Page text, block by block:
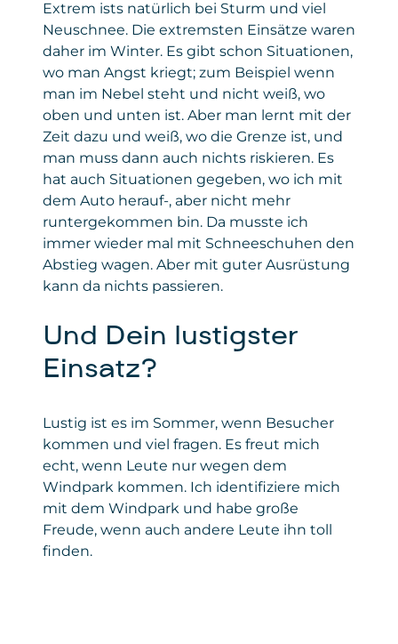
Extrem ists natürlich bei Sturm und viel
Neuschnee. Die extremsten Einsätze waren
daher im Winter. Es gibt schon Situationen,
wo man Angst kriegt; zum Beispiel wenn
man im Nebel steht und nicht weiß, wo
oben und unten ist. Aber man lernt mit der
Zeit dazu und weiß, wo die Grenze ist, und
man muss dann auch nichts riskieren. Es
hat auch Situationen gegeben, wo ich mit
dem Auto herauf-, aber nicht mehr
runtergekommen bin. Da musste ich
immer wieder mal mit Schneeschuhen den
Abstieg wagen. Aber mit guter Ausrüstung
kann da nichts passieren.
Und Dein lustigster
Einsatz?
Lustig ist es im Sommer, wenn Besucher
kommen und viel fragen. Es freut mich
echt, wenn Leute nur wegen dem
Windpark kommen. Ich identifiziere mich
mit dem Windpark und habe große
Freude, wenn auch andere Leute ihn toll
finden.
der Zugriff erfolgte.
Gesetzt
von
Google Ireland Limited
Privacy
Policy
policies.google.com/privacy
Formulars bereitzustellen, Anmeldungen
korrekt zu erfassen und Auswertungen zu
ermöglichen. Die Einbindung dient
ausschließlich der reibungslosen Anmeldung
zu unseren Seminaren und sonstigen
Angeboten.
Daten : personenbezogene und technische
Daten
Gesetzt von : Microsoft Corporation
Privacy Policy:
https://www.microsoft.com/de-
de/privacy/privacystatement